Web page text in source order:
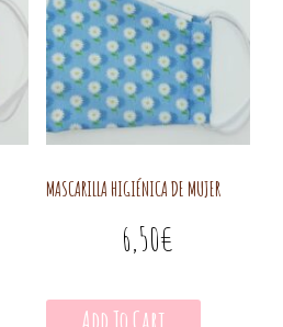
MASCARILLA HIGIÉNICA DE MUJER
6,50€
Add To Cart